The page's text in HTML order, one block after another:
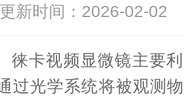
更新时间：2026-02-
卡视频显微镜主要利
过光学系统将被观测